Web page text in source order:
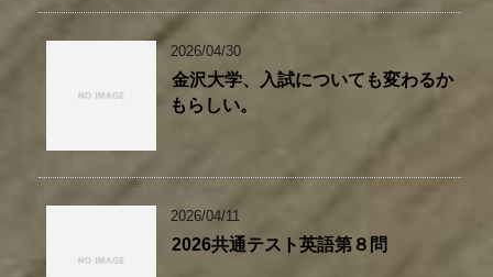
2026/04/30
金沢大学、入試についても変わるか
もらしい。
2026/04/11
2026共通テスト英語第８問